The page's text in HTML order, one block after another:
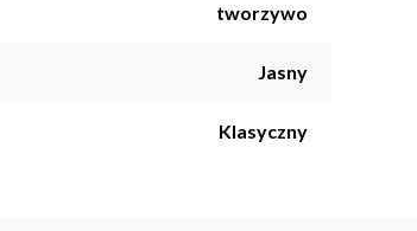
tworzywo
Jasny
Klasyczny